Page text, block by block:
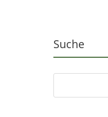
Suche